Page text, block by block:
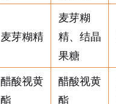
麦芽糊精
麦芽糊
精、结晶
果糖
醋酸视黄
酯
醋酸视黄
酯